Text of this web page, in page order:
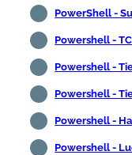
PowerShell -
Powershell -
Powershell -
Powershell -
Powershell -
Powershell -